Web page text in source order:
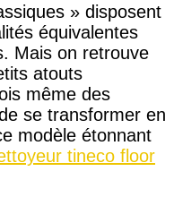
» disposent
équivalentes
Mais on retrouve
atouts
même des
se transformer en
modèle étonnant
tineco floor